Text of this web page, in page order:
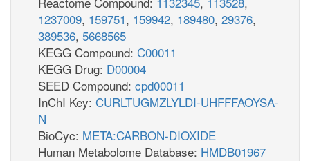
1237009, 159751, 159942, 189480, 29376,
389536, 5668565
KEGG Compound: C00011
KEGG Drug: D00004
SEED Compound: cpd00011
InChI Key: CURLTUGMZLYLDI-UHFFFAOYSA-
N
BioCyc: META:CARBON-DIOXIDE
Human Metabolome Database: HMDB01967